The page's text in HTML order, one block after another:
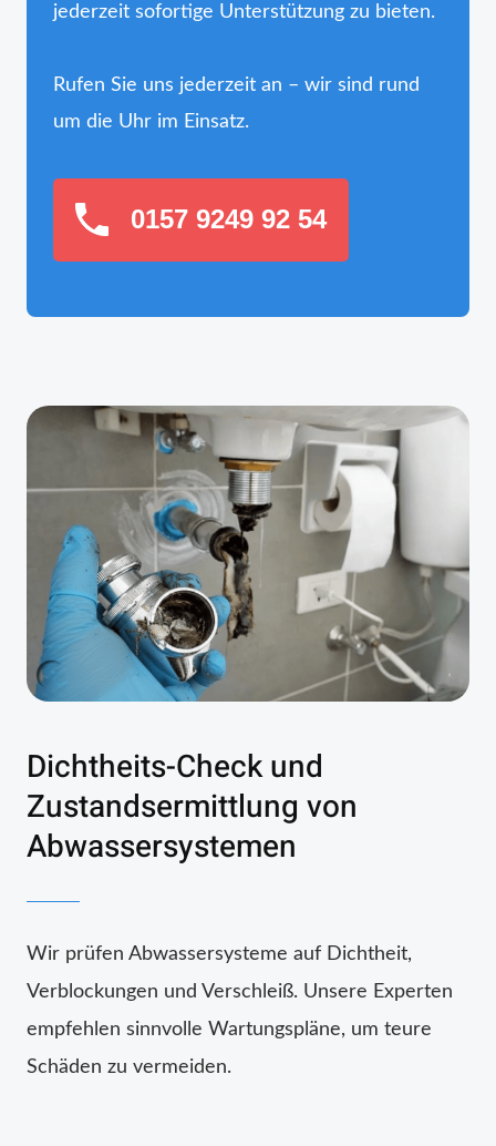
jederzeit sofortige Unterstützung zu bieten.
Rufen Sie uns jederzeit an – wir sind rund
um die Uhr im Einsatz.
0157 9249 92 54
Dichtheits-Check und
Zustandsermittlung von
Abwassersystemen
Wir prüfen Abwassersysteme auf Dichtheit,
Verblockungen und Verschleiß. Unsere Experten
empfehlen sinnvolle Wartungspläne, um teure
Schäden zu vermeiden.